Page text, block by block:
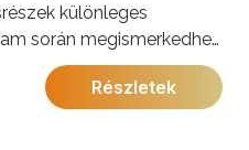
különleges
során megismerkedhet
jellegzetes
örökségével. Az
Részletek